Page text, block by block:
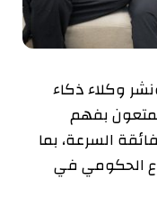
وكلاء ذكاء
بفهم
السرعة، بما
الحكومي في